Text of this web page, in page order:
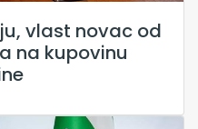
vlast novac od
na kupovinu